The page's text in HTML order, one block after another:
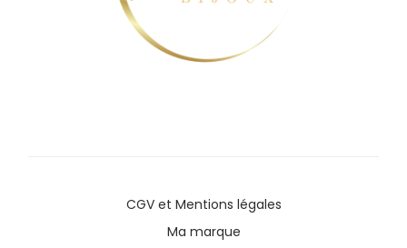
CGVet Mentions légales
Ma marque